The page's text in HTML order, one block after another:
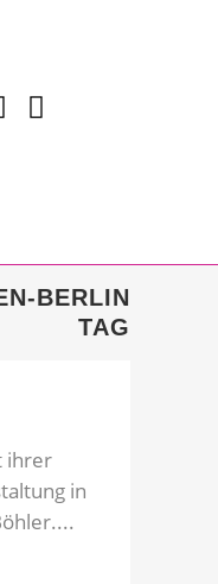
BERLIN
TAG
ihrer
in